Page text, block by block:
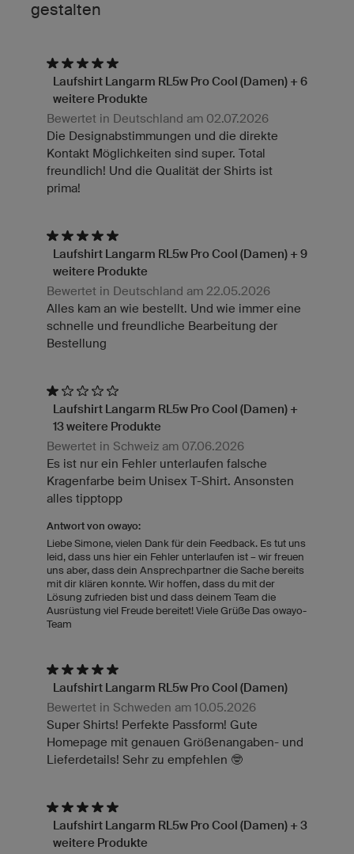
gestalten
Laufshirt Langarm RL5w Pro Cool (Damen) + 6
weitere Produkte
Bewertet in Deutschland am 02.07.2026
Die Designabstimmungen und die direkte
Kontakt Möglichkeiten sind super. Total
freundlich! Und die Qualität der Shirts ist
prima!
Laufshirt Langarm RL5w Pro Cool (Damen) + 9
weitere Produkte
Bewertet in Deutschland am 22.05.2026
Alles kam an wie bestellt. Und wie immer eine
schnelle und freundliche Bearbeitung der
Bestellung
Laufshirt Langarm RL5w Pro Cool (Damen) +
13 weitere Produkte
Bewertet in Schweiz am 07.06.2026
Es ist nur ein Fehler unterlaufen falsche
Kragenfarbe beim Unisex T-Shirt. Ansonsten
alles tipptopp
Antwort von owayo:
Liebe Simone, vielen Dank für dein Feedback. Es tut uns
leid, dass uns hier ein Fehler unterlaufen ist – wir freuen
uns aber, dass dein Ansprechpartner die Sache bereits
mit dir klären konnte. Wir hoffen, dass du mit der
Lösung zufrieden bist und dass deinem Team die
Ausrüstung viel Freude bereitet! Viele Grüße Das owayo-
Team
Laufshirt Langarm RL5w Pro Cool (Damen)
Bewertet in Schweden am 10.05.2026
Super Shirts! Perfekte Passform! Gute
Homepage mit genauen Größenangaben- und
Lieferdetails! Sehr zu empfehlen 🤓
Laufshirt Langarm RL5w Pro Cool (Damen) + 3
weitere Produkte